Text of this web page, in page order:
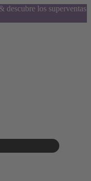
descubre los superventas